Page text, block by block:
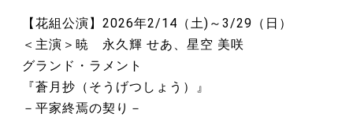
【花組公演】2026年2/14（土)～3/29（日）
＜主演＞暁 永久輝 せあ、星空 美咲
グランド・ラメント
『蒼月抄（そうげつしょう）』
－平家終焉の契り－